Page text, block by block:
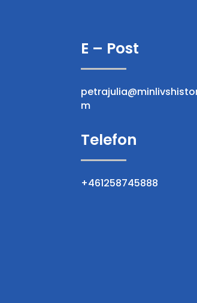
E – Post
m
Telefon
+461258745888